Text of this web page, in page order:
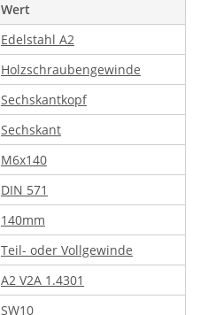
Wert
Edelstahl A2
Holzschraubengewinde
Sechskantkopf
Sechskant
M6x140
DIN 571
140mm
Teil- oder Vollgewinde
A2 V2A 1.4301
SW10